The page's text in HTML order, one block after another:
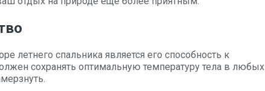
спальника является его способность к
сохранять оптимальную температуру тела в любых